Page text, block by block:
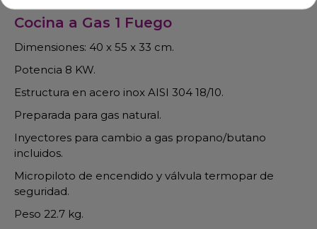
Cocina a Gas 1 Fuego
Dimensiones: 40 x 55 x 33 cm.
Potencia 8 KW.
Estructura en acero inox AISI 304 18/10.
Preparada para gas natural.
Inyectores para cambio a gas propano/butano
incluidos.
Micropiloto de encendido y válvula termopar de
seguridad.
Peso 22.7 kg.